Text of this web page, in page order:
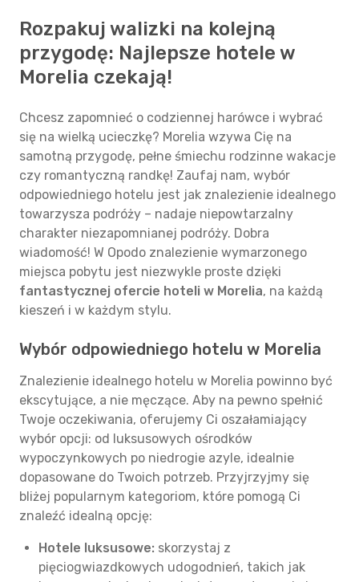
Rozpakuj walizki na kolejną
przygodę: Najlepsze hotele w
Morelia czekają!
Chcesz zapomnieć o codziennej harówce i wybrać
się na wielką ucieczkę? Morelia wzywa Cię na
samotną przygodę, pełne śmiechu rodzinne wakacje
czy romantyczną randkę! Zaufaj nam, wybór
odpowiedniego hotelu jest jak znalezienie idealnego
towarzysza podróży – nadaje niepowtarzalny
charakter niezapomnianej podróży. Dobra
wiadomość! W Opodo znalezienie wymarzonego
miejsca pobytu jest niezwykle proste dzięki
fantastycznej ofercie hoteli w Morelia, na każdą
kieszeń i w każdym stylu.
Wybór odpowiedniego hotelu w Morelia
Znalezienie idealnego hotelu w Morelia powinno być
ekscytujące, a nie męczące. Aby na pewno spełnić
Twoje oczekiwania, oferujemy Ci oszałamiający
wybór opcji: od luksusowych ośrodków
wypoczynkowych po niedrogie azyle, idealnie
dopasowane do Twoich potrzeb. Przyjrzyjmy się
bliżej popularnym kategoriom, które pomogą Ci
znaleźć idealną opcję:
Hotele luksusowe: skorzystaj z
pięciogwiazdkowych udogodnień, takich jak